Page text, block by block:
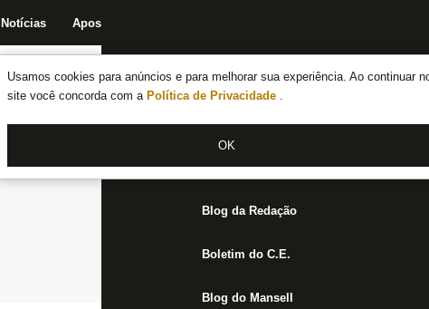
Usamos cookies para anúncios e para melhorar sua experiência. Ao continuar
site você concorda com a Política de Privacidade .
OK
Notícias Apostas
Notícias do Botafogo
Fórum
Jogos
Blog da Redação
Boletim do C.E.
Blog do Mansell